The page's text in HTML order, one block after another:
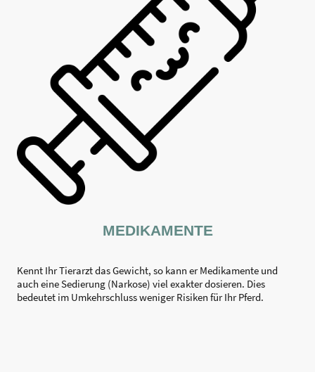
MEDIKAMENTE
Kennt Ihr Tierarzt das Gewicht, so kann er Medikamente und
auch eine Sedierung (Narkose) viel exakter dosieren. Dies
bedeutet im Umkehrschluss weniger Risiken für Ihr Pferd.